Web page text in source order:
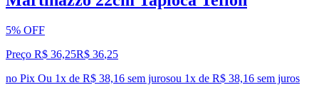
5% OFF
Preço R$ 36,25R$ 36,25
no Pix Ou 1x de R$ 38,16 sem jurosou 1x de R$ 38,16 sem juros